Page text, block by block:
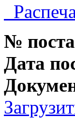
№
Дата